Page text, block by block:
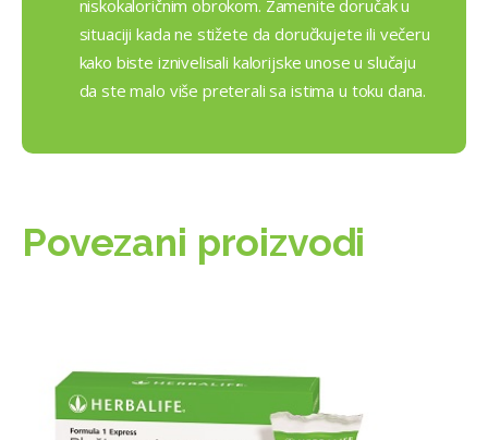
niskokaloričnim obrokom. Zamenite doručak u
situaciji kada ne stižete da doručkujete ili večeru
kako biste iznivelisali kalorijske unose u slučaju
da ste malo više preterali sa istima u toku dana.
Povezani proizvodi